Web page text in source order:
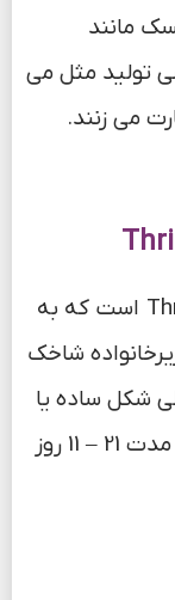
مانند
تولید مثل می
می زنند.
این حشره متعلق به زیرخانواده Thripinae است که به
شاخک
شکل ساده یا
خمیده هستند. سیکل زندگی آن در طی مدت 21 – 11 روز